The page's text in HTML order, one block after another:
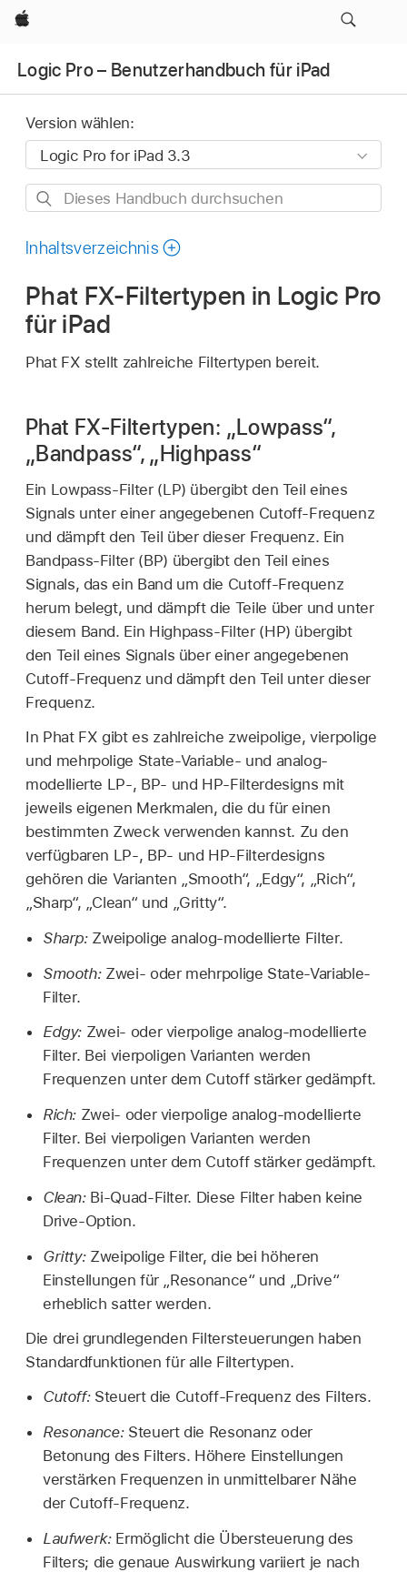
Apple
Logic Pro – Benutzerhandbuch für iPad
Version wählen:
Dieses
durchsuchen
Inhaltsverzeichnis
Phat FX-Filtertypen in Logic Pro
für iPad
Phat FX stellt zahlreiche Filtertypen bereit.
Phat FX-Filtertypen: „Lowpass“,
„Bandpass“, „Highpass“
Ein Lowpass-Filter (LP) übergibt den Teil eines
Signals unter einer angegebenen Cutoff-Frequenz
und dämpft den Teil über dieser Frequenz. Ein
Bandpass-Filter (BP) übergibt den Teil eines
Signals, das ein Band um die Cutoff-Frequenz
herum belegt, und dämpft die Teile über und unter
diesem Band. Ein Highpass-Filter (HP) übergibt
den Teil eines Signals über einer angegebenen
Cutoff-Frequenz und dämpft den Teil unter dieser
Frequenz.
In Phat FX gibt es zahlreiche zweipolige, vierpolige
und mehrpolige State-Variable- und analog-
modellierte LP-, BP- und HP-Filterdesigns mit
jeweils eigenen Merkmalen, die du für einen
bestimmten Zweck verwenden kannst. Zu den
verfügbaren LP-, BP- und HP-Filterdesigns
gehören die Varianten „Smooth“, „Edgy“, „Rich“,
„Sharp“, „Clean“ und „Gritty“.
Sharp:Zweipolige analog-modellierte Filter.
Smooth:Zwei- oder mehrpolige State-Variable-
Filter.
Edgy: Zwei- oder vierpolige analog-modellierte
Filter. Bei vierpoligen Varianten werden
Frequenzen unter dem Cutoff stärker gedämpft.
Rich: Zwei- oder vierpolige analog-modellierte
Filter. Bei vierpoligen Varianten werden
Frequenzen unter dem Cutoff stärker gedämpft.
Clean:Bi-Quad-Filter. Diese Filter haben keine
Drive-Option.
Gritty:Zweipolige Filter, die bei höheren
Einstellungen für „Resonance“ und „Drive“
erheblich satter werden.
Die drei grundlegenden Filtersteuerungen haben
Standardfunktionen für alle Filtertypen.
Cutoff:Steuert die Cutoff-Frequenz des Filters.
Resonance:Steuert die Resonanz oder
Betonung des Filters. Höhere Einstellungen
verstärken Frequenzen in unmittelbarer Nähe
der Cutoff-Frequenz.
Laufwerk:Ermöglicht die Übersteuerung des
Filters; die genaue Auswirkung variiert je nach